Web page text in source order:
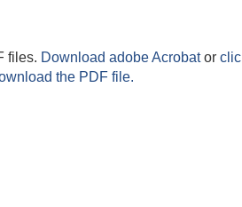
files. Download adobe Acrobator
the PDF file.